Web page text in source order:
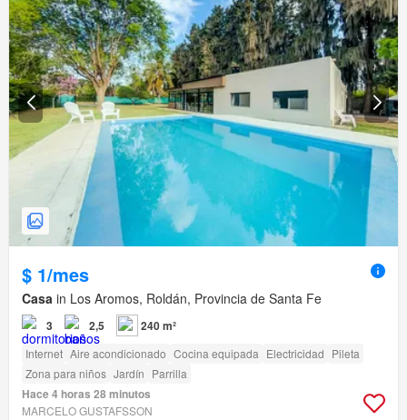
$ 1/mes
Casa in Los Aromos, Roldán, Provincia de Santa Fe
3 2,5 240 m²
Internet Aire acondicionado Cocina equipada Electricidad Pileta
Zona para niños Jardín Parrilla
Hace 4 horas 28 minutos
MARCELO GUSTAFSSON